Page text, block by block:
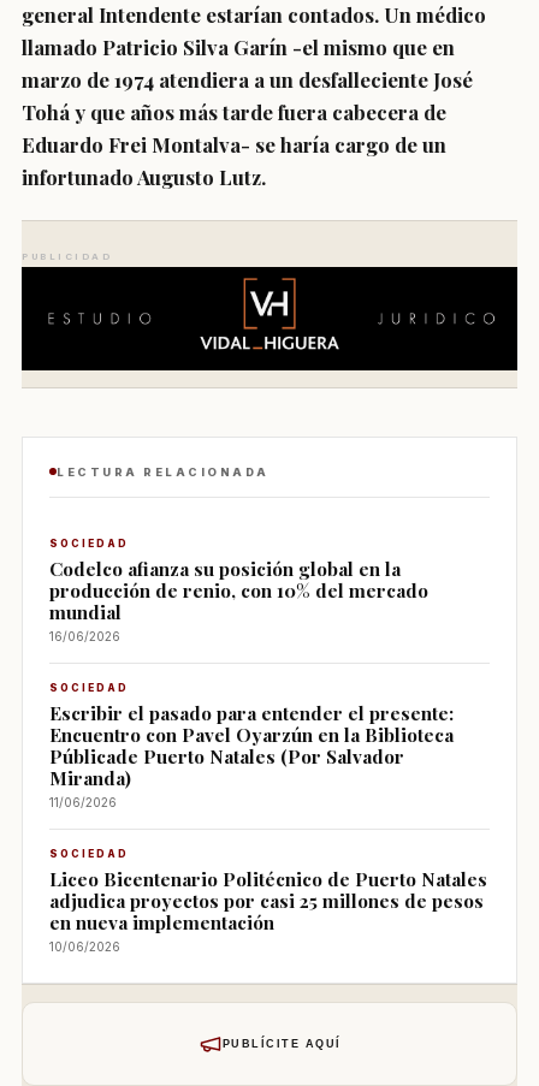
general Intendente estarían contados. Un médico
llamado Patricio Silva Garín -el mismo que en
marzo de 1974 atendiera a un desfalleciente José
Tohá y que años más tarde fuera cabecera de
Eduardo Frei Montalva- se haría cargo de un
infortunado Augusto Lutz.
PUBLICIDAD
LECTURA RELACIONADA
SOCIEDAD
Codelco afianza su posición global en la
producción de renio, con 10% del mercado
mundial
16/06/2026
SOCIEDAD
Escribir el pasado para entender el presente:
Encuentro con Pavel Oyarzún en la Biblioteca
Públicade Puerto Natales (Por Salvador
Miranda)
11/06/2026
SOCIEDAD
Liceo Bicentenario Politécnico de Puerto Natales
adjudica proyectos por casi 25 millones de pesos
en nueva implementación
10/06/2026
PUBLÍCITE AQUÍ